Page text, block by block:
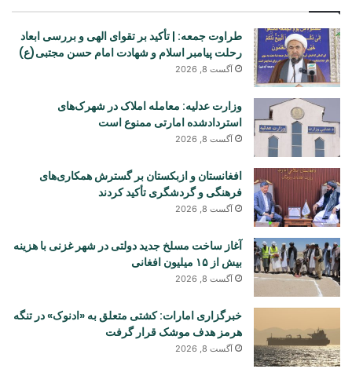
طراوت جمعه: | تأکید بر تقوای الهی و بررسی ابعاد
رحلت پیامبر اسلام و شهادت امام حسن مجتبی(ع)
آگست 8, 2026
وزارت عدلیه: معامله املاک در شهرک‌های
استردادشده امارتی ممنوع است
آگست 8, 2026
افغانستان و ازبکستان بر گسترش همکاری‌های
فرهنگی و گردشگری تأکید کردند
آگست 8, 2026
آغاز ساخت مسلخ جدید دولتی در شهر غزنی با هزینه
بیش از ۱۵ میلیون افغانی
آگست 8, 2026
خبرگزاری امارات: کشتی متعلق به «ادنوک» در تنگه
هرمز هدف موشک قرار گرفت
آگست 8, 2026